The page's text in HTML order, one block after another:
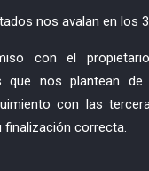
nos avalan en los
con el
que nos plantean
con las
finalización correcta.